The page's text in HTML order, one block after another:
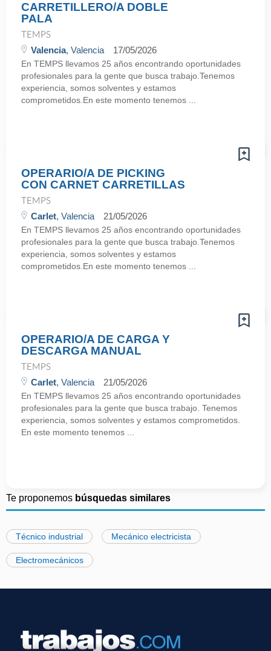
CARRETILLERO/A DOBLE
PALA
TEMPS
Valencia, Valencia 17/05/2026
En TEMPS llevamos 25 años encontrando oportunidades
profesionales para la gente que busca trabajo.Tenemos
experiencia, somos solventes y estamos
comprometidos.En este momento tenemos ...
OPERARIO/A DE PICKING
CON CARNET CARRETILLAS
TEMPS
Carlet, Valencia 21/05/2026
En TEMPS llevamos 25 años encontrando oportunidades
profesionales para la gente que busca trabajo.Tenemos
experiencia, somos solventes y estamos
comprometidos.En este momento tenemos ...
OPERARIO/A DE CARGA Y
DESCARGA MANUAL
TEMPS
Carlet, Valencia 21/05/2026
En TEMPS llevamos 25 años encontrando oportunidades
profesionales para la gente que busca trabajo. Tenemos
experiencia, somos solventes y estamos comprometidos.
En este momento tenemos ...
Te proponemos búsquedas similares
Técnico industrial Mecánico electricista
Electromecánicos